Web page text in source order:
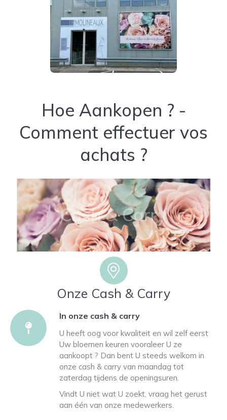
Hoe Aankopen ? -
Comment effectuer vos
achats ?
Cash & Carry
Onze Cash & Carry
In onze cash & carry
U heeft oog voor kwaliteit en wil zelf eerst
Uw bloemen keuren vooraleer U ze
aankoopt ? Dan bent U steeds welkom in
onze cash & carry van maandag tot
zaterdag tijdens de openingsuren.
Vindt U niet wat U zoekt, vraag het gerust
aan één van onze medewerkers.